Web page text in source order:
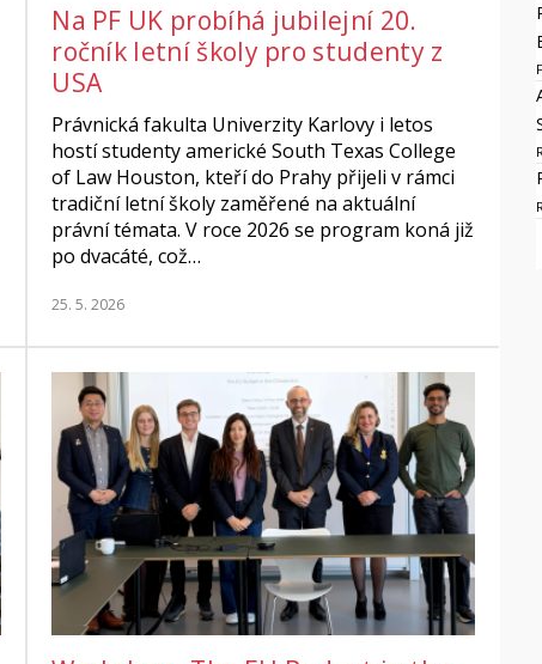
Na PF UK probíhá jubilejní 20.
ročník letní školy pro studenty z
USA
Právnická fakulta Univerzity Karlovy i letos
hostí studenty americké South Texas College
of Law Houston, kteří do Prahy přijeli v rámci
tradiční letní školy zaměřené na aktuální
právní témata. V roce 2026 se program koná již
po dvacáté, což…
25. 5. 2026